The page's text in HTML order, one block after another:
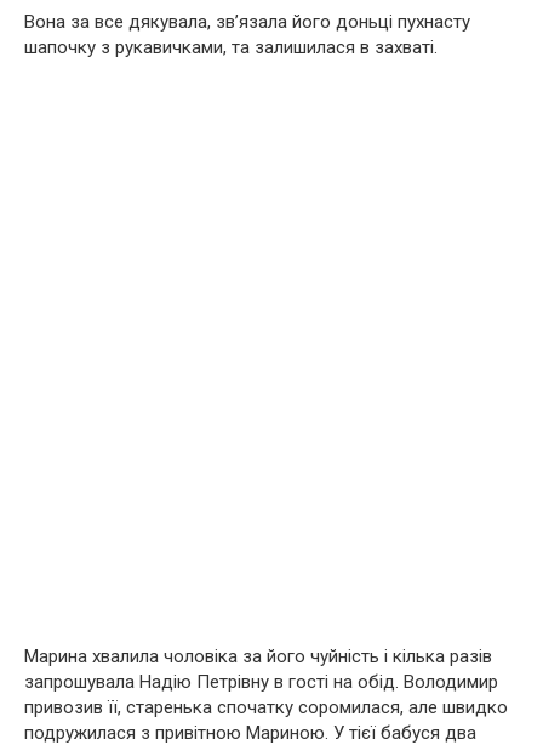
Вона за все дякувала, зв’язала його доньці пухнасту
шапочку з рукавичками, та залишилася в захваті.
Марина хвалила чоловіка за його чуйність і кілька разів
запрошувала Надію Петрівну в гості на обід. Володимир
привозив її, старенька спочатку соромилася, але швидко
подружилася з привітною Мариною. У тієї бабуся два